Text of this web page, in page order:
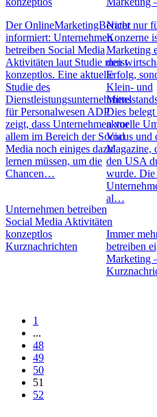
Der OnlineMarketingBerater
informiert: Unternehmen
betreiben Social Media
Aktivitäten laut Studie meist
konzeptlos. Eine aktuelle
Studie des
Dienstleistungsunternehmens
für Personalwesen ADP
zeigt, dass Unternehmen vor
allem im Bereich der Social
Media noch einiges dazu
lernen müssen, um die
Chancen…
Unternehmen betreiben
Social Media Aktivitäten
konzeptlos
Kurznachrichten
Nicht nur
Konzerne
Marketing
den
Erfolg,
Klein- und
Dies
aktuelle
Vocus und
Magazine,
den USA
wurde. Die
al…
Immer
betreiben
Marketing
1
...
48
49
50
51
52